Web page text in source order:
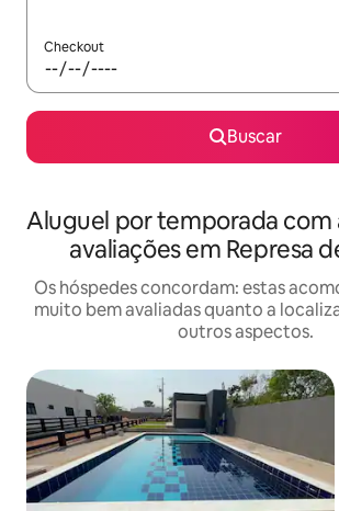
Checkout
Buscar
Aluguel por temporada com
avaliações em Represa
Os hóspedes concordam: estas
muito bem avaliadas quanto a
outros aspectos.